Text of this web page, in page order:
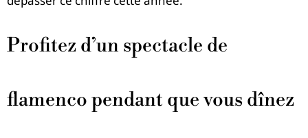
Profitez d’un spectacle de
flamenco pendant que vous dînez